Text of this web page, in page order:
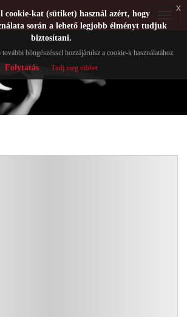
cookie-kat (sütiket) használ azért, hogy
során a lehető legjobb élményt tudjuk
biztosítani.
böngészéssel hozzájárulsz a cookie-k használatához.
Folytatás Tudj meg többet
x